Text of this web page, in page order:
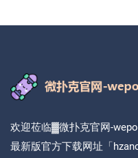
欢迎莅临▓微扑克官网-
最新版官方下载网址「